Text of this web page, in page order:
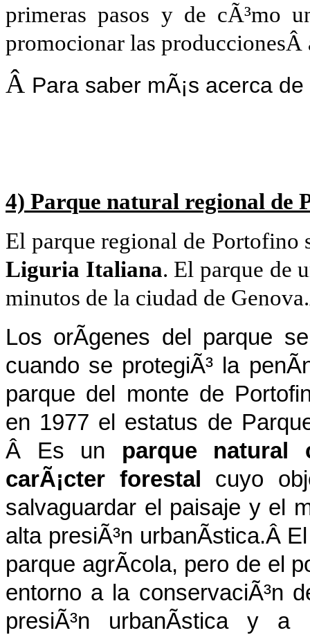
primeras pasos y de cÃ³mo
promocionar las produccionesÂ
Â Para saber mÃ¡s acerca
4) Parque natural regional de
El parque regional de Portofino
Liguria Italiana. El parque de
minutos de la ciudad de
Los orÃ­genes del parque
cuando se protegiÃ³ la
parque del monte de
en 1977 el estatus de
Â Es un parque natural
carÃ¡cter forestal
cuyo
salvaguardar el paisaje y el
alta presiÃ³n urbanÃ­stica.Â
parque agrÃ­cola, pero de el
entorno a la conservaciÃ³n
presiÃ³n urbanÃ­stica y a